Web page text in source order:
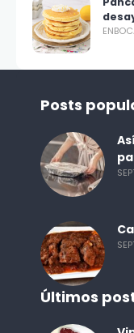
Posts
Últimos